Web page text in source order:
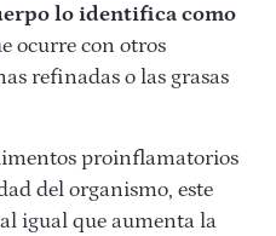
lo identifica como
ocurre con otros
refinadas o las grasas
proinflamatorios
del organismo, este
igual que aumenta la